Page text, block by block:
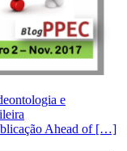
e
Ahead of […]